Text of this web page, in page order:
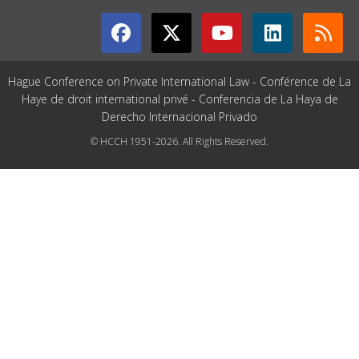
Hague Conference on Private International Law - Conférence de La
Haye de droit international privé - Conferencia de La Haya de
Derecho Internacional Privado
© HCCH 1951-2026. All Rights Reserved.